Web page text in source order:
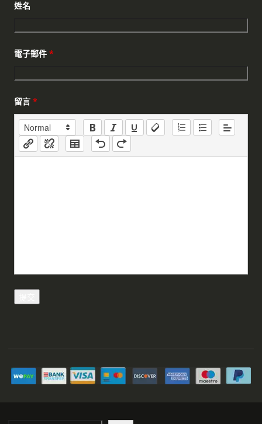
姓名
電子郵件 *
留言 *